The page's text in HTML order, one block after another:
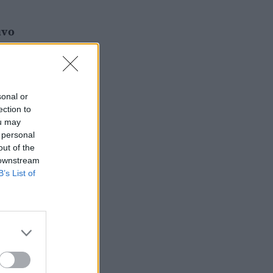
or
to
may
of the
List of